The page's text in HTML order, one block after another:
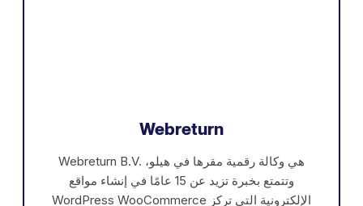
Webreturn
Webreturn B.V. هي وكالة رقمية مقرها في هيلو،
وتتمتع بخبرة تزيد عن 15 عامًا في إنشاء مواقع
WordPress WooCommerce الإلكترونية التي تركز